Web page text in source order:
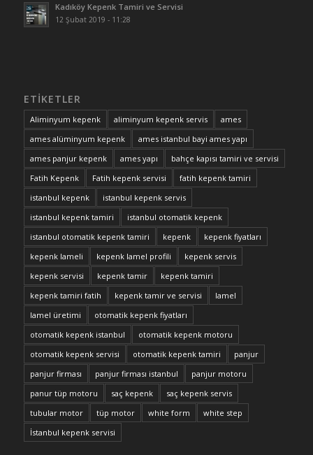
Kadıköy Kepenk Tamiri ve Servisi
12 Şubat 2019 - 11:28
ETIKETLER
Aliminyum kepenk aliminyum kepenk servis
ames
ames alüminyum kepenk
ames istanbul bayi ames yapı
ames panjur kepenk
ames yapı
bahçe kapısı tamiri ve servisi
Fatih Kepenk
Fatih kepenk servisi
fatih kepenk tamiri
istanbul kepenk
istanbul kepenk servis
istanbul kepenk tamiri
istanbul otomatik kepenk
istanbul otomatik kepenk tamiri
kepenk
kepenk fiyatları
kepenk lameli
kepenk lamel profili
kepenk servis
kepenk servisi
kepenk tamir
kepenk tamiri
kepenk tamiri fatih
kepenk tamir ve servisi
lamel
lamel üretimi
otomatik kepenk fiyatları
otomatik kepenk istanbul
otomatik kepenk motoru
otomatik kepenk servisi
otomatik kepenk tamiri
panjur
panjur firması
panjur firması istanbul
panjur motoru
panur tüp motoru
saç kepenk
saç kepenk servis
tubular motor
tüp motor white form
white step
İstanbul kepenk servisi